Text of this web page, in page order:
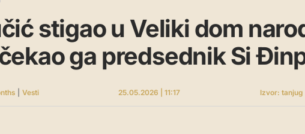
stigao u Veliki dom
ga predsednik Si
Vesti 25.05.2026 | 11:17 Izvor: tanjug